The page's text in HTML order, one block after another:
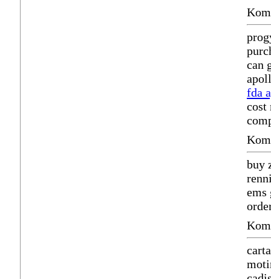
can
fda
cost
buy
ems